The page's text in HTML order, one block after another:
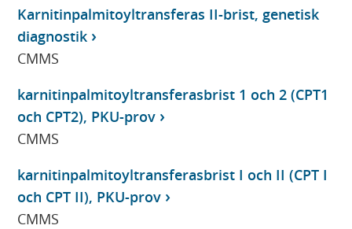
Karnitinpalmitoyltransferas II-brist, genetisk
diagnostik
CMMS
karnitinpalmitoyltransferasbrist 1 och 2 (CPT1
och CPT2), PKU-prov
CMMS
karnitinpalmitoyltransferasbrist I och II (CPT I
och CPT II), PKU-prov
CMMS